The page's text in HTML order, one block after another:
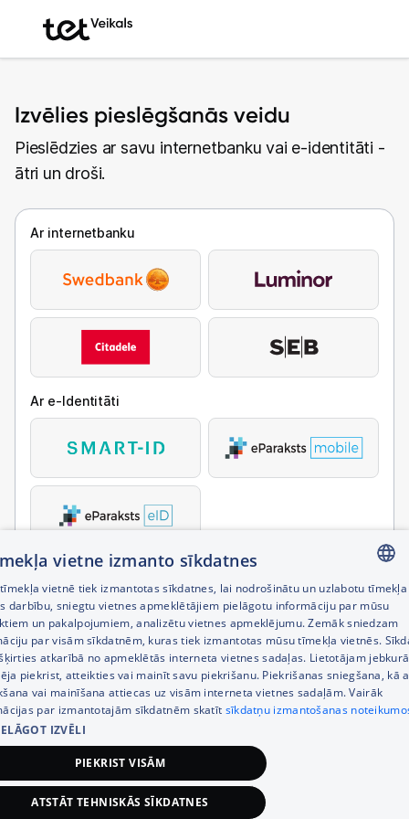
Izvēlies pieslēgšanās veidu
Pieslēdzies ar savu internetbanku vai e-identitāti -
ātri un droši.
Ar internetbanku
Ar e-Identitāti
LATVIAN
RUSSIAN
ENGLISH
vietne izmanto sīkdatnes
vietnē tiek izmantotas sīkdatnes, lai nodrošinātu un uzlabotu tīmekļa
darbību, sniegtu vietnes apmeklētājiem pielāgotu informāciju par mūsu
un pakalpojumiem, analizētu vietnes apmeklējumu. Zemāk sniedzam
par visām sīkdatnēm, kuras tiek izmantotas mūsu tīmekļa vietnēs.
atkarībā no apmeklētās interneta vietnes sadaļas. Lietotājam
piekrist, atteikties vai mainīt savu piekrišanu. Piekrišanas sniegšana, kā
vai mainīšana attiecas uz visām interneta vietnes sadaļām. Vairāk
par izmantotajām sīkdatnēm skatīt sīkdatņu izmantošanas
IZVĒLI
PIEKRIST VISĀM
ATSTĀT TEHNISKĀS SĪKDATNES